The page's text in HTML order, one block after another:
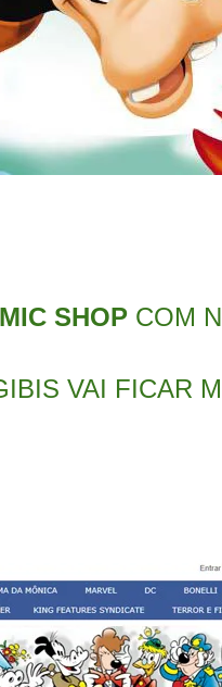
SHOP COM
VAI FICAR